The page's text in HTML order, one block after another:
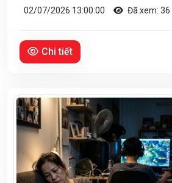
02/07/2026 13:00:00 Đã xem: 36
Chi tiết